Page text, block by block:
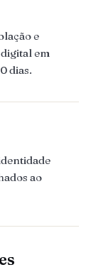
e
em
dias.
ao